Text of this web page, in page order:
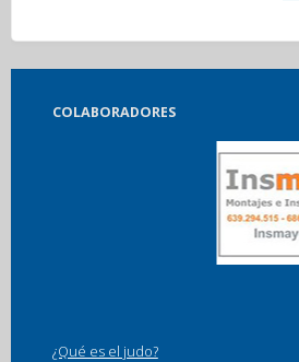
COLABORADORES
¿Qué es el judo?